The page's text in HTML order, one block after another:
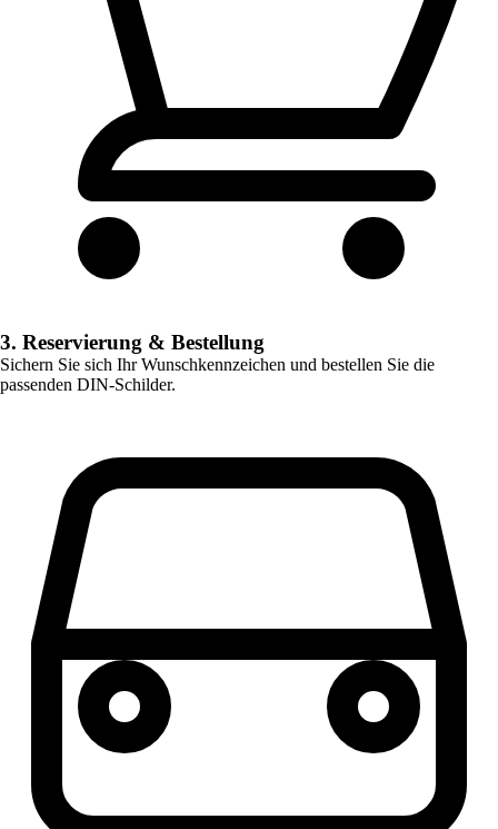
3. Reservierung & Bestellung
Sichern Sie sich Ihr Wunschkennzeichen und bestellen Sie die
passenden DIN-Schilder.